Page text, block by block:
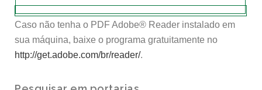
Caso não tenha o PDF Adobe® Reader instalado em
sua máquina, baixe o programa gratuitamente no
http://get.adobe.com/br/reader/.